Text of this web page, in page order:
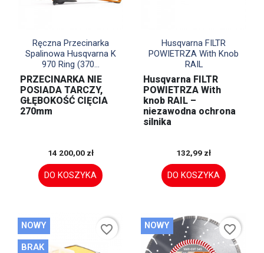
Szybki podgląd
Ręczna Przecinarka
Spalinowa Husqvarna K
970 Ring (370...
PRZECINARKA NIE
POSIADA TARCZY,
GŁĘBOKOŚĆ CIĘCIA
270mm
14 200,00 zł
DO KOSZYKA
Szybki podgląd
Husqvarna FILTR
POWIETRZA With Knob
RAIL
Husqvarna FILTR
POWIETRZA With
knob RAIL –
niezawodna ochrona
silnika
132,99 zł
DO KOSZYKA
NOWY
BRAK
favorite_border NOWY favorite_border